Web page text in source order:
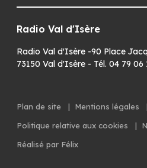
Radio Val d'Isère
Radio Val d'Isère -90 Place
73150 Val d'Isère - Tél. 04 79 06
Plan de site | Mentions légales
|
Politique relative aux cookies
|
Réalisé par Félix